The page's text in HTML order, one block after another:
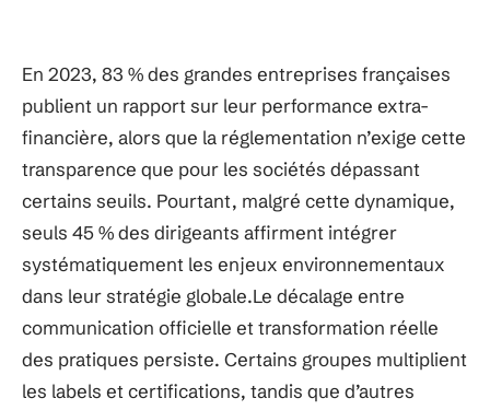
En 2023, 83 % des grandes entreprises françaises
publient un rapport sur leur performance extra-
financière, alors que la réglementation n’exige cette
transparence que pour les sociétés dépassant
certains seuils. Pourtant, malgré cette dynamique,
seuls 45 % des dirigeants affirment intégrer
systématiquement les enjeux environnementaux
dans leur stratégie globale.Le décalage entre
communication officielle et transformation réelle
des pratiques persiste. Certains groupes multiplient
les labels et certifications, tandis que d’autres